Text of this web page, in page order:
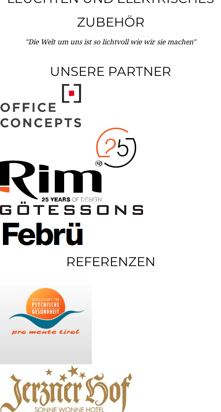
ZUBEHÖR
"Die Welt um uns ist so lichtvoll wie wir sie machen"
UNSERE PARTNER
REFERENZEN